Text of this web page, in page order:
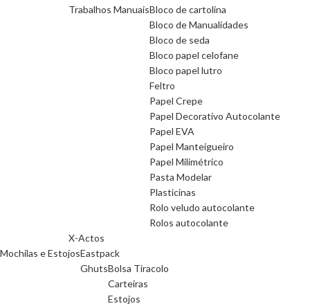
Trabalhos ManuaisBloco de cartolina
Bloco de Manualidades
Bloco de seda
Bloco papel celofane
Bloco papel lutro
Feltro
Papel Crepe
Papel Decorativo Autocolante
Papel EVA
Papel Manteigueiro
Papel Milimétrico
Pasta Modelar
Plasticinas
Rolo veludo autocolante
Rolos autocolante
X-Actos
Mochilas e EstojosEastpack
GhutsBolsa Tiracolo
Carteiras
Estojos